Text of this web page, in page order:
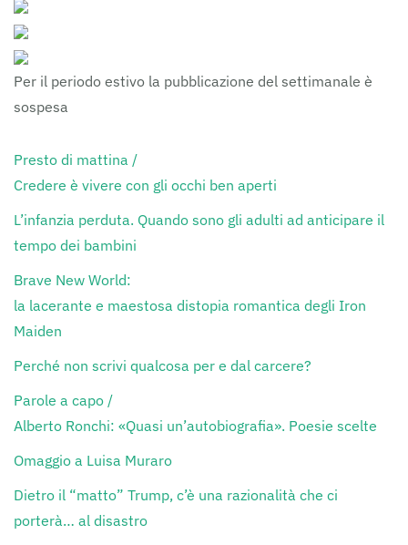
Per il periodo estivo la pubblicazione del settimanale è
sospesa
Presto di mattina /
Credere è vivere con gli occhi ben aperti
L’infanzia perduta. Quando sono gli adulti ad anticipare il
tempo dei bambini
Brave New World:
la lacerante e maestosa distopia romantica degli Iron
Maiden
Perché non scrivi qualcosa per e dal carcere?
Parole a capo /
Alberto Ronchi: «Quasi un’autobiografia». Poesie scelte
Omaggio a Luisa Muraro
Dietro il “matto” Trump, c’è una razionalità che ci
porterà… al disastro